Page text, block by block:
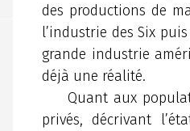
des productions de
l’industrie des Six
grande industrie
déjà une réalité.
Quant aux
privés, décrivant